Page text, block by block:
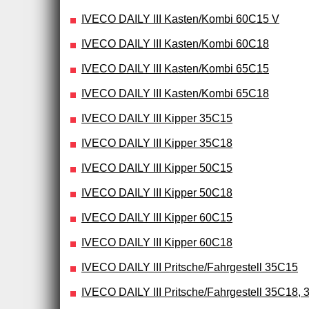
IVECO DAILY III Kasten/Kombi 60C15 V
IVECO DAILY III Kasten/Kombi 60C18
IVECO DAILY III Kasten/Kombi 65C15
IVECO DAILY III Kasten/Kombi 65C18
IVECO DAILY III Kipper 35C15
IVECO DAILY III Kipper 35C18
IVECO DAILY III Kipper 50C15
IVECO DAILY III Kipper 50C18
IVECO DAILY III Kipper 60C15
IVECO DAILY III Kipper 60C18
IVECO DAILY III Pritsche/Fahrgestell 35C15
IVECO DAILY III Pritsche/Fahrgestell 35C18,